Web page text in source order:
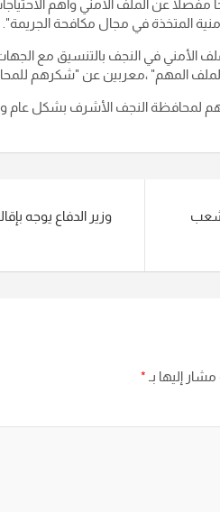
مفصلا عن الملف الأمني وأهم
المتخذة في مجال مكافحة الجريمة".
الأمني في النجف بالتنسيق مع
الملف المهم" ،معربين عن "شكرهم
لمحافظة النجف الأشرف بشكل عام
وزير الدفاع يوجه
إليها بـ *